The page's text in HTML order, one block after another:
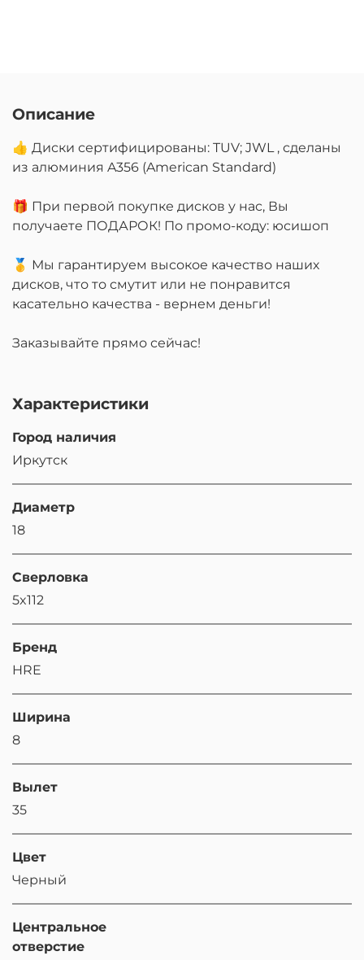
Описание
👍 Диски сертифицированы: TUV; JWL , сделаны
из алюминия A356 (American Standard)
🎁 При первой покупке дисков у нас, Вы
получаете ПОДАРОК! По промо-коду: юсишоп
🥇 Мы гарантируем высокое качество наших
дисков, что то смутит или не понравится
касательно качества - вернем деньги!
Заказывайте прямо сейчас!
Характеристики
Город наличия
Иркутск
Диаметр
18
Сверловка
5x112
Бренд
HRE
Ширина
8
Вылет
35
Цвет
Черный
Центральное
отверстие